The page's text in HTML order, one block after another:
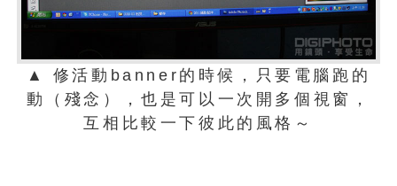
▲ 修活動banner的時候，只要電腦跑的
動（殘念），也是可以一次開多個視窗，
互相比較一下彼此的風格～